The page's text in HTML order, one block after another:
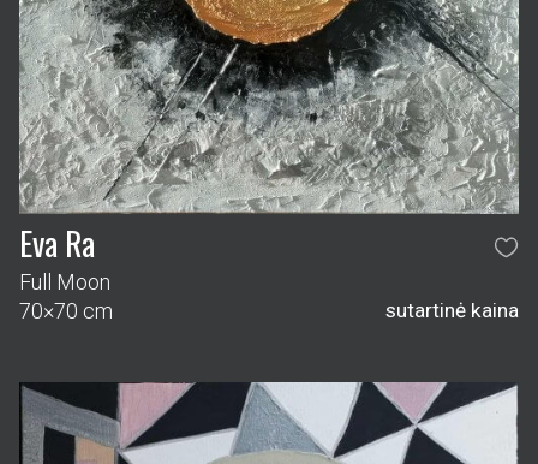
Eva Ra
Full Moon
70×70 cm
sutartinė kaina